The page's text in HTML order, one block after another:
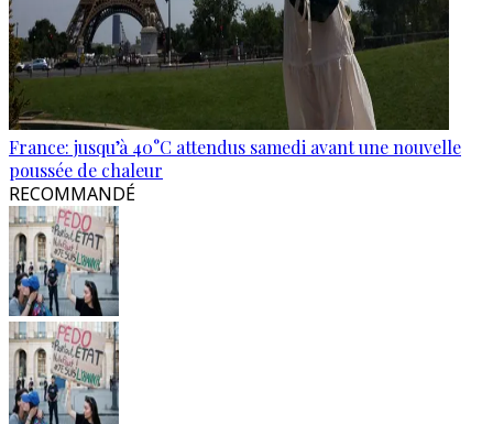
France: jusqu’à 40°C attendus samedi avant une nouvelle
poussée de chaleur
RECOMMANDÉ